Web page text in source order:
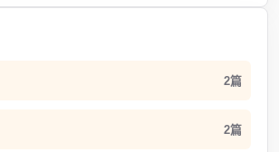
2篇
2篇